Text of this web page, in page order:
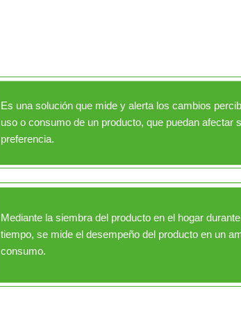
Es una solución que mide y alerta los cambios
uso o consumo de un producto, que puedan afectar
preferencia.
Mediante la siembra del producto en el hogar
tiempo, se mide el desempeño del producto en un
consumo.